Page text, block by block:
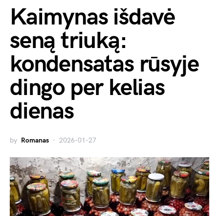
Kaimynas išdavė
seną triuką:
kondensatas rūsyje
dingo per kelias
dienas
by Romanas 2026-01-27